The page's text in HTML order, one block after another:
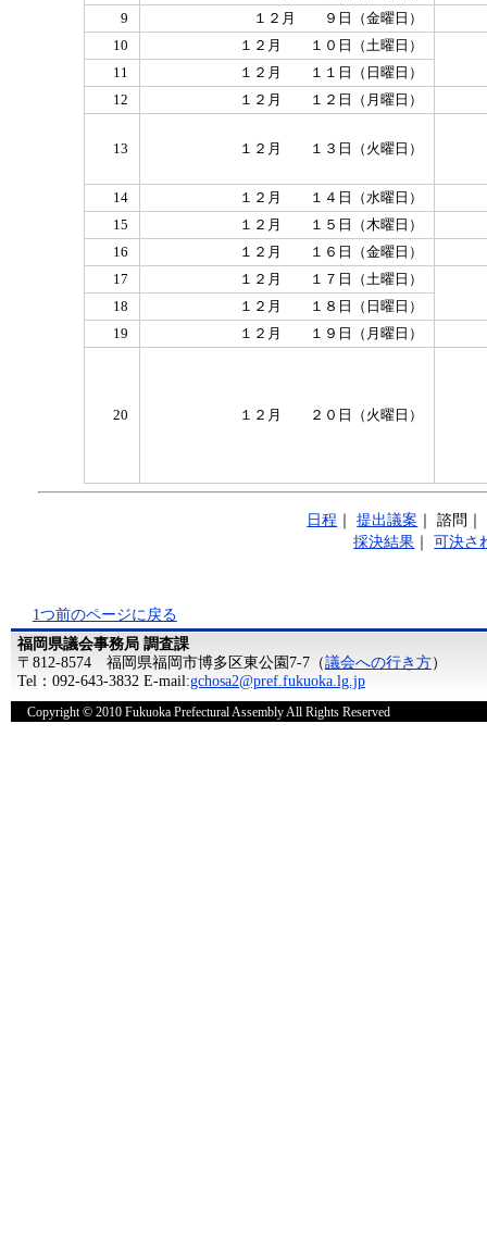
9
１２月 ９日（金曜日）
10
１２月 １０日（土曜日）
11
１２月 １１日（日曜日）
12
１２月 １２日（月曜日）
13 １２月 １３日（火曜日）
14
１２月 １４日（水曜日）
15
１２月 １５日（木曜日）
16
１２月 １６日（金曜日）
17
１２月 １７日（土曜日）
18
１２月 １８日（日曜日）
19
１２月 １９日（月曜日）
20 １２月 ２０日（火曜日）
日程 ｜提出議案 ｜諮問 ｜
採決結果 ｜可決さ
1つ前のページに戻る
福岡県議会事務局 調査課
〒812-8574 福岡県福岡市博多区東公園7-7（議会への行き方）
Tel：092-643-3832 E-mail:gchosa2@pref.fukuoka.lg.jp
Copyright © 2010 Fukuoka Prefectural Assembly All Rights Reserved